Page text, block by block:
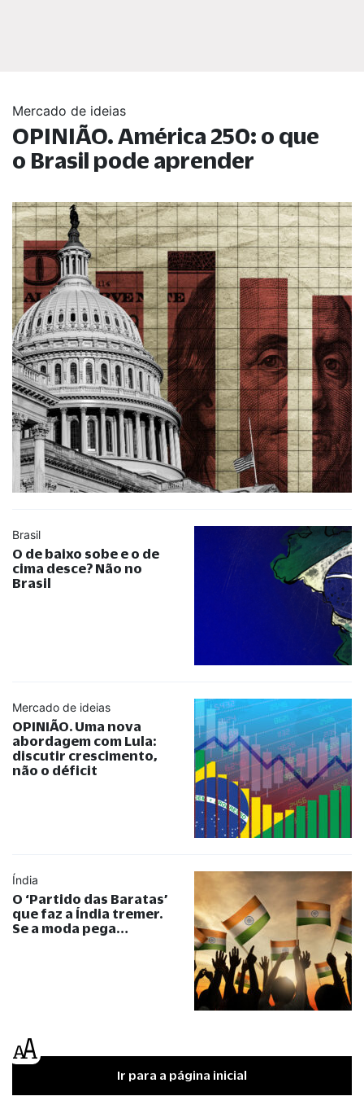
Mercado de ideias
OPINIÃO. América 250: o que
o Brasil pode aprender
Brasil
O de baixo sobe e o de
cima desce? Não no
Brasil
Mercado de ideias
OPINIÃO. Uma nova
abordagem com Lula:
discutir crescimento,
não o déficit
Índia
O ‘Partido das Baratas’
que faz a Índia tremer.
Se a moda pega…
Ir para a página inicial